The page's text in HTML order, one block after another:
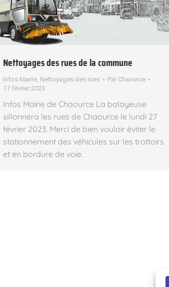
Nettoyages des rues de la commune
Infos Mairie Nettoyages des rues Par Chaource
17 février 2023
Infos Mairie de Chaource La balayeuse
sillonnera les rues de Chaource le lundi 27
février 2023. Merci de bien vouloir éviter le
stationnement des véhicules sur les trottoirs
et en bordure de voie.